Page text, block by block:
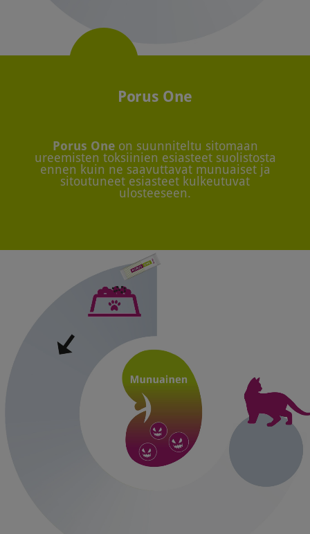
Porus One
Porus Oneon suunniteltu sitomaan
ureemisten toksiinien esiasteet suolistosta
ennen kuin ne saavuttavat munuaiset ja
sitoutuneet esiasteet kulkeutuvat
ulosteeseen.